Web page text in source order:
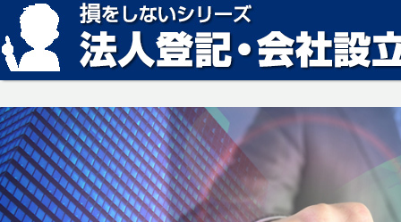
損をしない法人登記・会社設立の方法、見つかります。